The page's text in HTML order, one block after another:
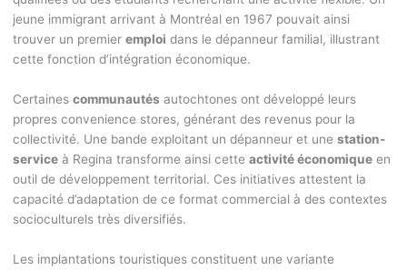
jeune immigrant arrivant à Montréal en 1967 pouvait ainsi
trouver un premier emploi dans le dépanneur familial, illustrant
cette fonction d’intégration économique.
Certaines communautés autochtones ont développé leurs
propres convenience stores, générant des revenus pour la
collectivité. Une bande exploitant un dépanneur et une station-
serviceà Regina transforme ainsi cette activité économiqueen
outil de développement territorial. Ces initiatives attestent la
capacité d’adaptation de ce format commercial à des contextes
socioculturels très diversifiés.
Les implantations touristiques constituent une variante